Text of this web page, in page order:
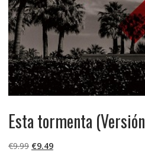
Esta tormenta
€9.99 El
€9.49El